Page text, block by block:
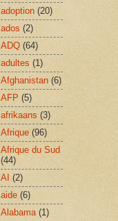
adoption (20)
ados (2)
ADQ (64)
adultes (1)
Afghanistan (6)
AFP (5)
afrikaans (3)
Afrique (96)
Afrique du Sud
(44)
AI (2)
aide (6)
Alabama (1)